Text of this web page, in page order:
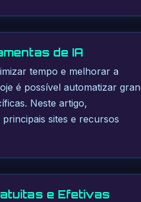
de IA
tempo e melhorar a
é possível automatizar
Neste artigo,
sites e recursos
e Efetivas